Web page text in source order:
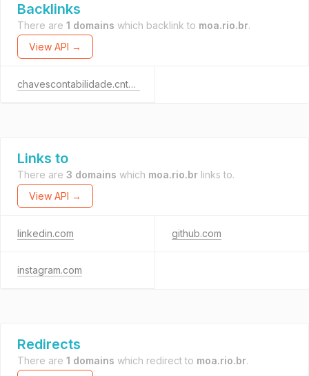
Backlinks
There are 1 domains which backlink to moa.rio.br.
View API →
chavescontabilidade.cnt.br
Links to
There are 3 domains which moa.rio.br links to.
View API →
linkedin.com github.com
instagram.com
Redirects
There are 1 domains which redirect to moa.rio.br.